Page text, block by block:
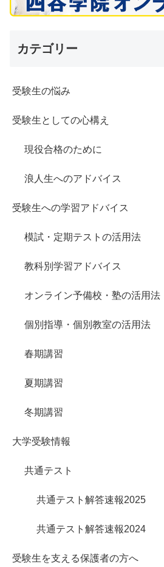
カテゴリー
受験生の悩み
受験生としての心構え
現役合格のために
浪人生へのアドバイス
受験生への学習アドバイス
模試・定期テストの活用法
教科別学習アドバイス
オンライン予備校・塾の活用法
個別指導・個別教室の活用法
春期講習
夏期講習
冬期講習
大学受験情報
共通テスト
共通テスト解答速報2025
共通テスト解答速報2024
受験生を支える保護者の方へ